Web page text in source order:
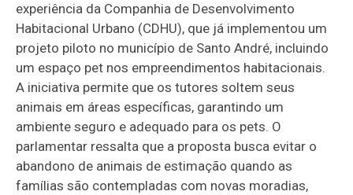
experiência da Companhia de Desenvolvimento
Habitacional Urbano (CDHU), que já implementou um
projeto piloto no município de Santo André, incluindo
um espaço pet nos empreendimentos habitacionais.
A iniciativa permite que os tutores soltem seus
animais em áreas específicas, garantindo um
ambiente seguro e adequado para os pets. O
parlamentar ressalta que a proposta busca evitar o
abandono de animais de estimação quando as
famílias são contempladas com novas moradias,